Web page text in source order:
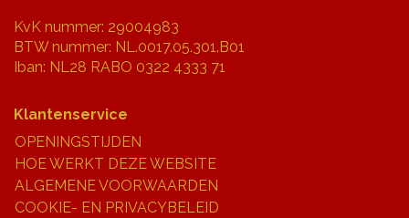
KvK nummer: 29004983
BTW nummer: NL.0017.05.301.B01
Iban: NL28 RABO 0322 4333 71
Klantenservice
OPENINGSTIJDEN
HOE WERKT DEZE WEBSITE
ALGEMENE VOORWAARDEN
COOKIE- EN PRIVACYBELEID